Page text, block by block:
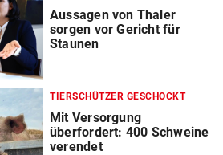
Aussagen von Thaler
sorgen vor Gericht für
Staunen
TIERSCHÜTZER GESCHOCKT
Mit Versorgung
überfordert: 400 Schweine
verendet